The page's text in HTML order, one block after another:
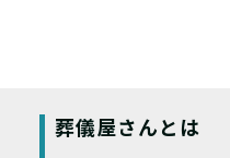
葬儀屋さんとは